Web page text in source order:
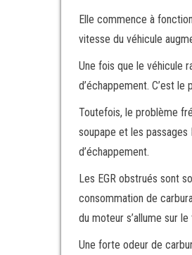
Elle commence à
vitesse du véhicule
Une fois que le véhicule
d’échappement. C’est le
Toutefois, le problème
soupape et les
d’échappement.
Les EGR obstrués sont
consommation de
du moteur s’allume sur
Une forte odeur de